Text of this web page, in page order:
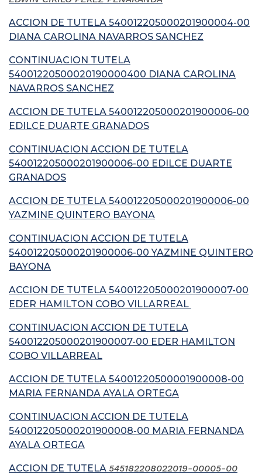
ACCION DE TUTELA 540012205000201900004-00
DIANA CAROLINA NAVARROS SANCHEZ
CONTINUACION TUTELA
54001220500020190000400 DIANA CAROLINA
NAVARROS SANCHEZ
ACCION DE TUTELA 540012205000201900006-00
EDILCE DUARTE GRANADOS
CONTINUACION ACCION DE TUTELA
540012205000201900006-00 EDILCE DUARTE
GRANADOS
ACCION DE TUTELA 540012205000201900006-00
YAZMINE QUINTERO BAYONA
CONTINUACION ACCION DE TUTELA
540012205000201900006-00 YAZMINE QUINTERO
BAYONA
ACCION DE TUTELA 540012205000201900007-00
EDER HAMILTON COBO VILLARREAL
CONTINUACION ACCION DE TUTELA
540012205000201900007-00 EDER HAMILTON
COBO VILLARREAL
ACCION DE TUTELA 54001220500001900008-00
MARIA FERNANDA AYALA ORTEGA
CONTINUACION ACCION DE TUTELA
540012205000201900008-00 MARIA FERNANDA
AYALA ORTEGA
ACCION DE TUTELA 545182208022019-00005-00